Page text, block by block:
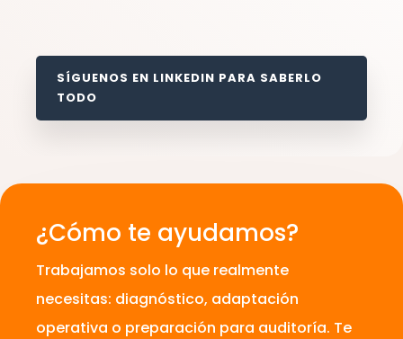
SÍGUENOS EN LINKEDIN PARA SABERLO
TODO
¿Cómo te ayudamos?
Trabajamos solo lo que realmente
necesitas: diagnóstico, adaptación
operativa o preparación para auditoría. Te